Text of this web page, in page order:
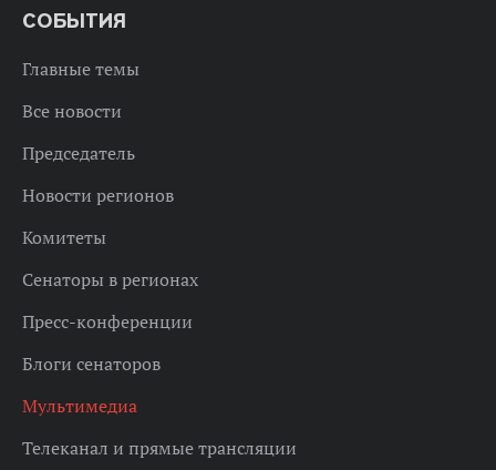
СОБЫТИЯ
Главные темы
Все новости
Председатель
Новости регионов
Комитеты
Сенаторы в регионах
Пресс-конференции
Блоги сенаторов
Мультимедиа
Телеканал и прямые трансляции